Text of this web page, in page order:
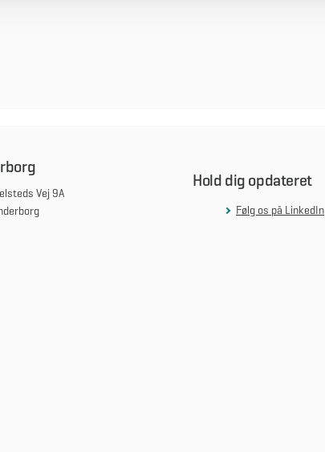
Vej 9A
Hold dig opdateret
Følg os på LinkedIn